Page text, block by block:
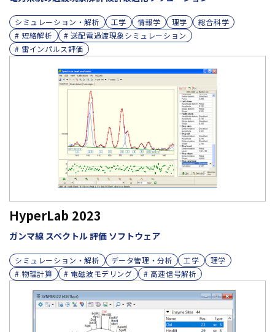
シミュレーション・解析 工学 情報学 理学
総合科学
# 短絡解析
# 送配電過渡現象シミュレーション
# 雷インパルス評価
HyperLab 2023
ガンマ線 スペクトル 評価 ソフトウェア
シミュレーション・解析 データ管理・分析 工学
理学
# 物理計算
# 電磁波モデリング # 高速信号解析